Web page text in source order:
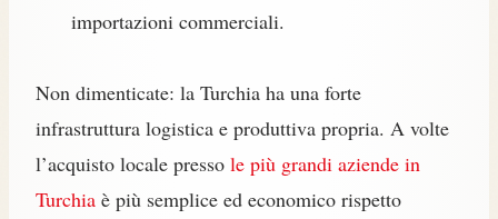
importazioni commerciali.
Non dimenticate: la Turchia ha una forte
infrastruttura logistica e produttiva propria. A volte
l’acquisto locale presso le più grandi aziende in
Turchia è più semplice ed economico rispetto